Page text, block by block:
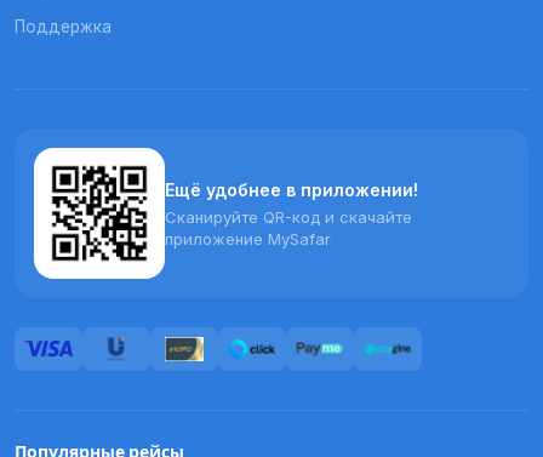
Поддержка
Ещё удобнее в приложении!
Сканируйте QR-код и скачайте
приложение MySafar
Популярные рейсы